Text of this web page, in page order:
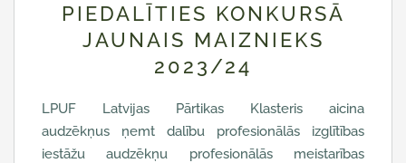
PIEDALĪTIES KONKURSĀ
JAUNAIS MAIZNIEKS
2023/24
LPUF Latvijas Pārtikas Klasteris aicina
audzēkņus ņemt dalību profesionālās izglītības
iestāžu audzēkņu profesionālās meistarības